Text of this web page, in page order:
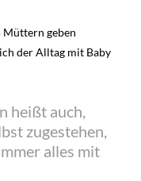
geben
der Alltag mit Baby
heißt auch,
zugestehen,
alles mit